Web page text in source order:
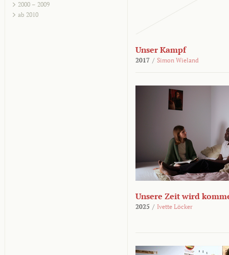
2000 – 2009
ab 2010
Unser Kampf
2017 / Simon Wieland
Unsere Zeit wird
2025 / Ivette Löcker